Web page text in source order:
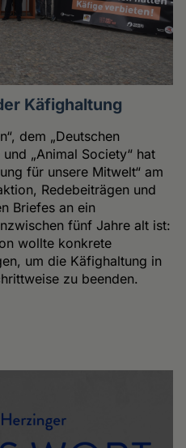
Käfighaltung
dem „Deutschen
„Animal Society“ hat
für unsere Mitwelt“ am
Redebeiträgen und
Briefes an ein
fünf Jahre alt ist:
wollte konkrete
um die Käfighaltung in
zu beenden.